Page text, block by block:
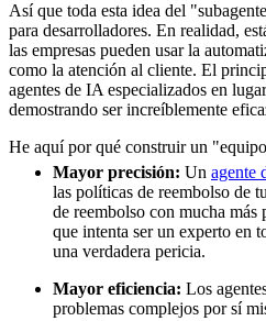
Así que toda esta idea del
para desarrolladores. En realidad,
las empresas pueden usar la
como la atención al cliente. El
agentes de IA especializados en
demostrando ser increíblemente
He aquí por qué construir un
Mayor precisión: Un agente
las políticas de reembolso de
de reembolso con mucha
que intenta ser un experto en
una verdadera pericia.
Mayor eficiencia: Los
problemas complejos por sí